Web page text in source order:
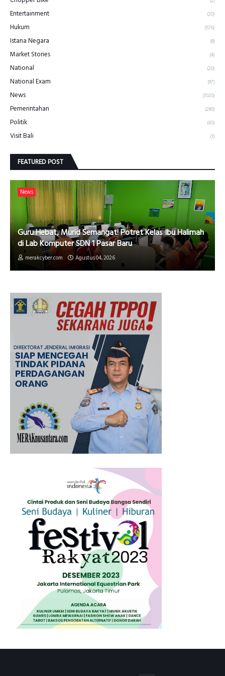
Entertainment (20)
Hukum (576)
Istana Negara (8)
Market Stories (4)
National (20)
National Exam (97)
News (1020)
Pemerintahan (280)
Politik (45)
Visit Bali (1)
FEATURED POST
News
Guru Hebat, Murid Semangat! Potret Kelas Ibu Halimah
di Lab Komputer SDN 1 Pasar Baru
merakcyber.com Agustus 04, 2026